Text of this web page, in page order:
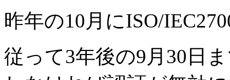
昨年の10月にISO/
従って3年後の9月30日